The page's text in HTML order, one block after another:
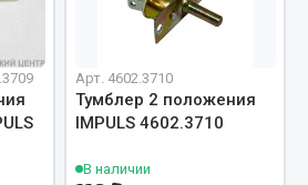
ещё
Арт. 4602.3710
Тумблер 2 положения
IMPULS 4602.3710
В наличии